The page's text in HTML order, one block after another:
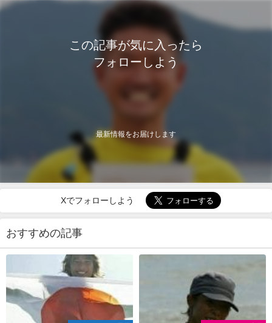
この記事が気に入ったら
フォローしよう
最新情報をお届けします
Xでフォローしよう
おすすめの記事